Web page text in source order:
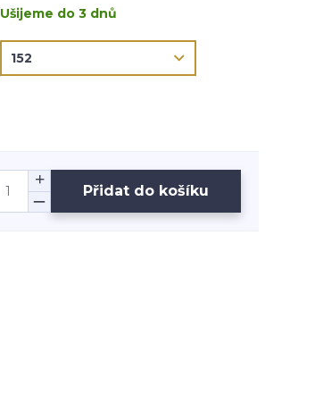
Ušijeme do 3 dnů
Přidat do košíku